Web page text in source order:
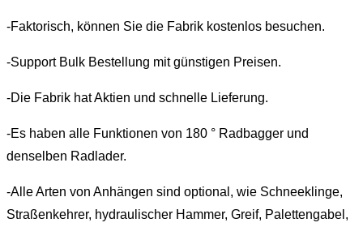
-Faktorisch, können Sie die Fabrik kostenlos besuchen.
-Support Bulk Bestellung mit günstigen Preisen.
-Die Fabrik hat Aktien und schnelle Lieferung.
-Es haben alle Funktionen von 180 ° Radbagger und
denselben Radlader.
-Alle Arten von Anhängen sind optional, wie Schneeklinge,
Straßenkehrer, hydraulischer Hammer, Greif, Palettengabel,